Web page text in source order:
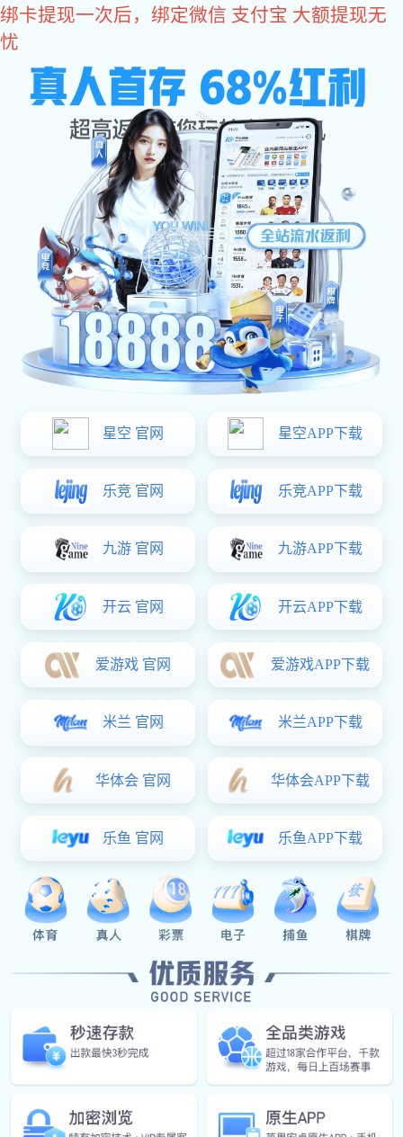
Warning: Trying to access array offset on false in
/var/www/hswl/user149/html/IncludeFiles/news-detail-
common.php
on line350
xk星空体育
首 页>方案>方案
产品网站建设方案
2024-01-24
01产品网站建设的总体需求
产品网站设计大都以界面的简洁化，功能模块的灵活变通性为原则，
过网站制作达到一次投资，长期受益，降低成本的根本目的。产品网
站建设大都以界面的简洁化，功能模块的灵活变通性为原则，为公司
地，去完善办好他们的网站，达到一次投资，长期受益，降低成本的
根本目的。
02产品网站建设中设计师的统筹
有经验的网站设计师具有准确分析公司CI风格的能力，统筹网站设计
采用新表现技术设计，充分体现公司的企业形象。并且充分融入网络
营销的理念，让网站建设成为网络营销的起步，从而实现企业的终目
的。
03 xk星空体育 在产品网站制作中的网络营销观
目前许多企业建立了网站，但是或是因为没有能力开展网络营销活动
费了大量网络资源。造成这种情况的原因是这些公司或者遇到的是制
作交工就完事的网站制作公司，或者遇到某竞价排名的推销者，根本
不能完整体会实现客户开展网络营销的商业目的，不仅不能给企业带
来效果，反而会给企业加重负担，完全违背了网络营销的宗旨。
xk星空体育 认为网络营销应该是一个长期的、由相互联系的各项营销
力，单单一个或几个软件是无法达到理想效果的，如果缺乏总体网络
营销策略的指导以及分阶段大量人力资源服务，即使在各项分立的网
扣。而xk星空体育 就是为客户提供整体网络营销方案策划的化公司，
帮助企业真正意义上实现的网络营销。
返回xk星空体育 了解更多资讯